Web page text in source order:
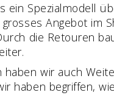
ein Spezialmodell
Angebot im
die Retouren
haben wir auch
haben begriffen,